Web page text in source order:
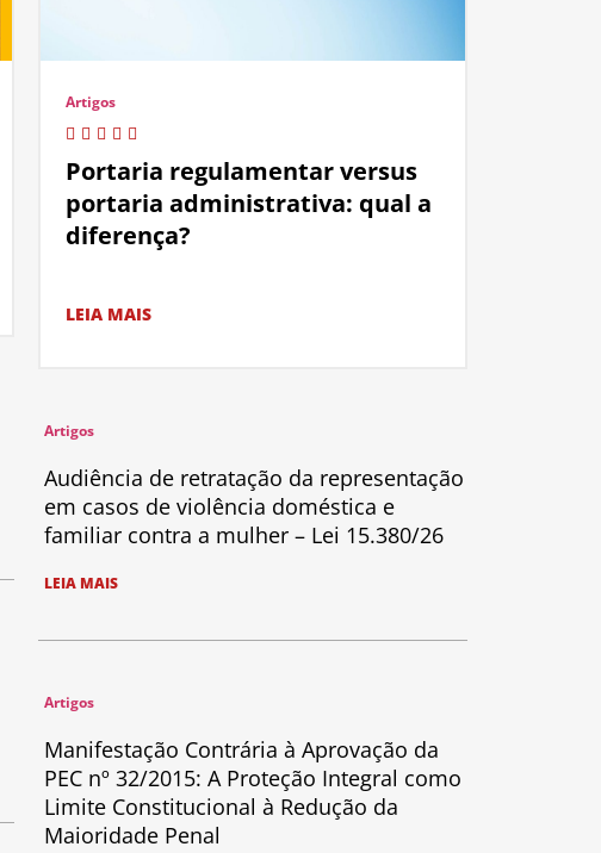
Artigos
Portaria regulamentar versus
portaria administrativa: qual a
diferença?
LEIA MAIS
Artigos
Audiência de retratação da representação
em casos de violência doméstica e
familiar contra a mulher – Lei 15.380/26
LEIA MAIS
Artigos
Manifestação Contrária à Aprovação da
PEC nº 32/2015: A Proteção Integral como
Limite Constitucional à Redução da
Maioridade Penal